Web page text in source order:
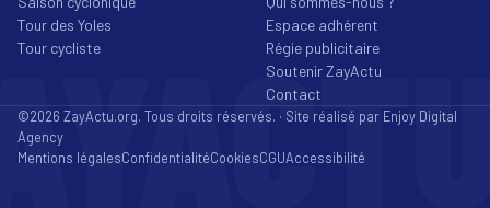
Tour des Yoles
Tour cycliste
Espace adhérent
Régie publicitaire
Soutenir ZayActu
Contact
©2026 ZayActu.org. Tous droits réservés. · Site réalisé par Enjoy Digital
Agency
Mentions légalesConfidentialitéCookiesCGUAccessibilité